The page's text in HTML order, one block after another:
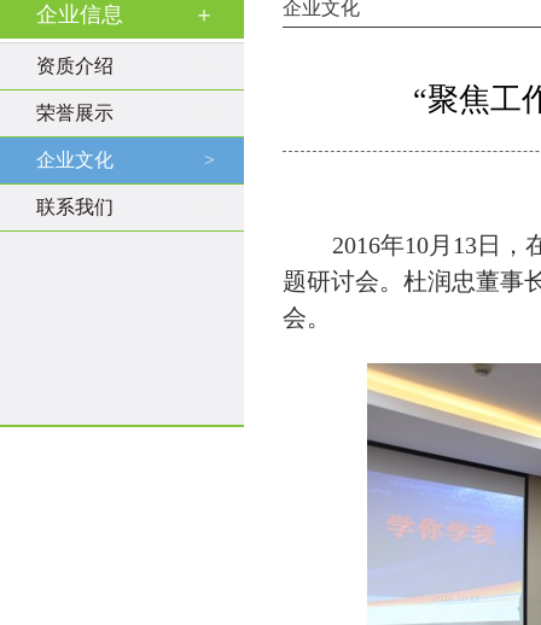
企业信息 ＋
资质介绍
荣誉展示
企业文化 >
联系我们
企业文化
“聚焦工
2016年10月13日，
题研讨会。杜润忠董事
会。